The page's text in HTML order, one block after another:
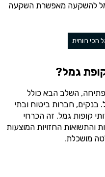
להשקעה מאפשרת השקעה
הכי רווחית
גמל?
השלב הבא כולל
בנקים, חברות ביטוח ובתי
קופות גמל. זה הכרחי
והתשואות החזויות המוצעות
מושכלת.